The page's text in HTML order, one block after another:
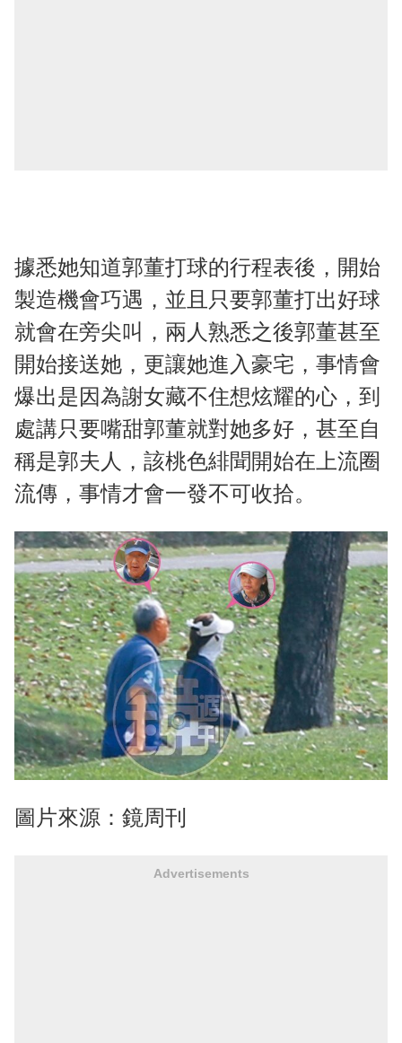
據悉她知道郭董打球的行程表後，開始
製造機會巧遇，並且只要郭董打出好球
就會在旁尖叫，兩人熟悉之後郭董甚至
開始接送她，更讓她進入豪宅，事情會
爆出是因為謝女藏不住想炫耀的心，到
處講只要嘴甜郭董就對她多好，甚至自
稱是郭夫人，該桃色緋聞開始在上流圈
流傳，事情才會一發不可收拾。
圖片來源：鏡周刊
Advertisements